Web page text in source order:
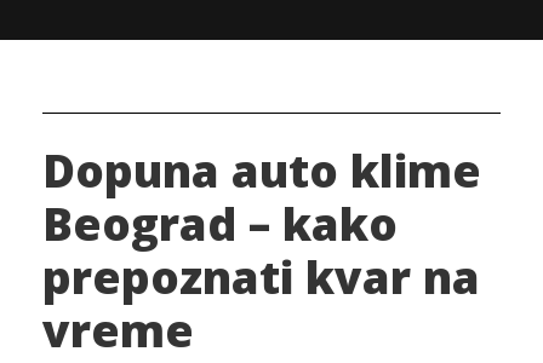
Dopuna auto klime
Beograd – kako
prepoznati kvar na
vreme